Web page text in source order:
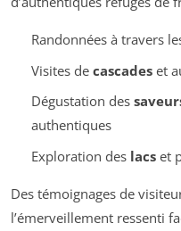
Randonnées à travers
Visites de cascadeset
Dégustation des
authentiques
Exploration des lacset
Des témoignages de
l’émerveillement ressenti